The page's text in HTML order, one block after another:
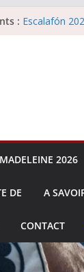
: Escalafón
MADELEINE 2026
DE A
CONTACT